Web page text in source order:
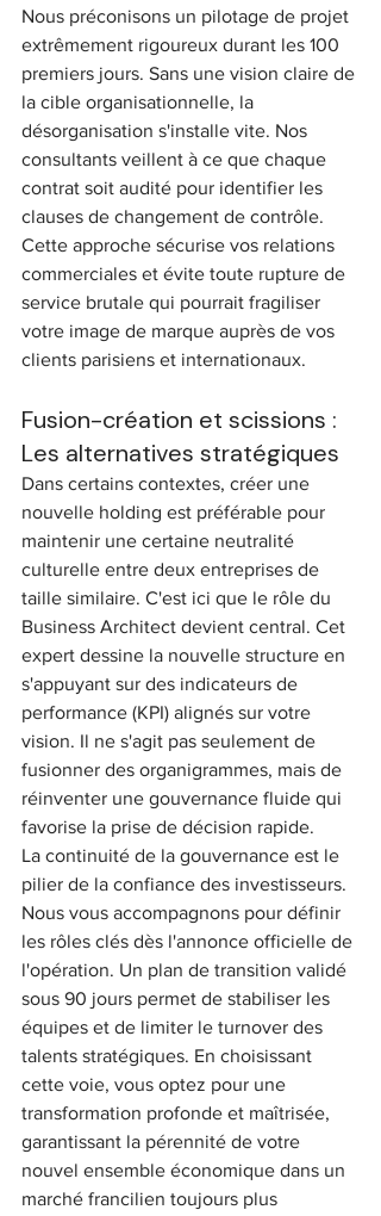
Nous préconisons un pilotage de projet
extrêmement rigoureux durant les 100
premiers jours. Sans une vision claire de
la cible organisationnelle, la
désorganisation s'installe vite. Nos
consultants veillent à ce que chaque
contrat soit audité pour identifier les
clauses de changement de contrôle.
Cette approche sécurise vos relations
commerciales et évite toute rupture de
service brutale qui pourrait fragiliser
votre image de marque auprès de vos
clients parisiens et internationaux.
Fusion-création et scissions :
Les alternatives stratégiques
Dans certains contextes, créer une
nouvelle holding est préférable pour
maintenir une certaine neutralité
culturelle entre deux entreprises de
taille similaire. C'est ici que le rôle du
Business Architect devient central. Cet
expert dessine la nouvelle structure en
s'appuyant sur des indicateurs de
performance (KPI) alignés sur votre
vision. Il ne s'agit pas seulement de
fusionner des organigrammes, mais de
réinventer une gouvernance fluide qui
favorise la prise de décision rapide.
La continuité de la gouvernance est le
pilier de la confiance des investisseurs.
Nous vous accompagnons pour définir
les rôles clés dès l'annonce officielle de
l'opération. Un plan de transition validé
sous 90 jours permet de stabiliser les
équipes et de limiter le turnover des
talents stratégiques. En choisissant
cette voie, vous optez pour une
transformation profonde et maîtrisée,
garantissant la pérennité de votre
nouvel ensemble économique dans un
marché francilien toujours plus